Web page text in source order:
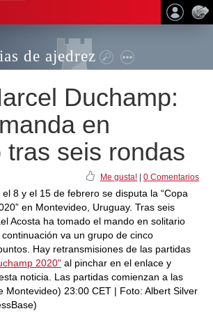
de ajedrez
Duchamp:
en
tras seis rondas
Me gusta! 0 Comentarios
8 y el 15 de febrero se disputa la “Copa
en Montevideo, Uruguay. Tras seis
Acosta ha tomado el mando en solitario
va un grupo de cinco
Hay retransmisiones de las partidas
2020" al pinchar en el enlace y
noticia. Las partidas comienzan a las
Montevideo) 23:00 CET | Foto: Albert Silver